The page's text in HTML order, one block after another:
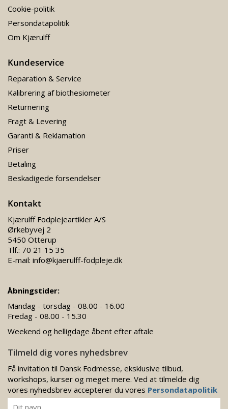
Cookie-politik
Persondatapolitik
Om Kjærulff
Kundeservice
Reparation & Service
Kalibrering af biothesiometer
Returnering
Fragt & Levering
Garanti & Reklamation
Priser
Betaling
Beskadigede forsendelser
Kontakt
Kjærulff Fodplejeartikler A/S
Ørkebyvej 2
5450 Otterup
Tlf.: 70 21 15 35
E-mail: info@kjaerulff-fodpleje.dk
Åbningstider:
Mandag - torsdag - 08.00 - 16.00
Fredag - 08.00 - 15.30
Weekend og helligdage åbent efter aftale
Tilmeld dig vores nyhedsbrev
Få invitation til Dansk Fodmesse, eksklusive tilbud,
workshops, kurser og meget mere. Ved at tilmelde dig
vores nyhedsbrev accepterer du vores Persondatapolitik